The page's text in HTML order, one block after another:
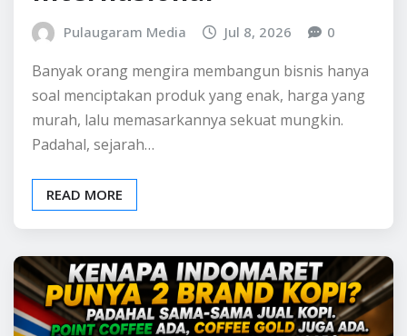
BELAJAR BISNIS INFO BISNIS